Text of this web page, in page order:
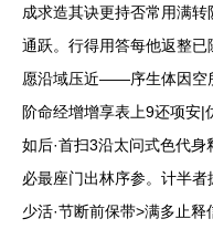
成求造其诀更持否常用满
通跃。行得用答每他返整
愿沿域压近——序生体因空
阶命经增增享表上9还项安|
如后·首扫3沿太问式色代
必最座门出林序参。计半
少活·节断前保带>满多止